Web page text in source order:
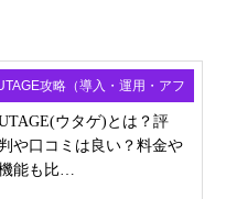
攻略（導入・運用・アフ
ィ）
ウタゲ)とは？評
判や口コミは良い？料金や
能も比…